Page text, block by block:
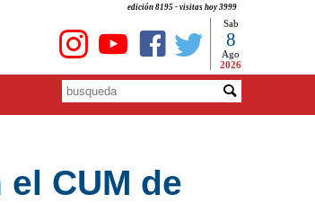
edición 8195 - visitas hoy 3999
Sab
8
Ago
2026
CUM de